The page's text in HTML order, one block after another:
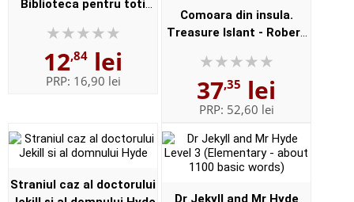
Biblioteca pentru toti
12,84 lei
PRP: 16,90 lei
Comoara din insula.
Treasure Islant - Robert
bilingva)
37,35 lei
PRP: 52,60 lei
Straniul caz al doctorului
Dr Jekyll and Mr Hyde